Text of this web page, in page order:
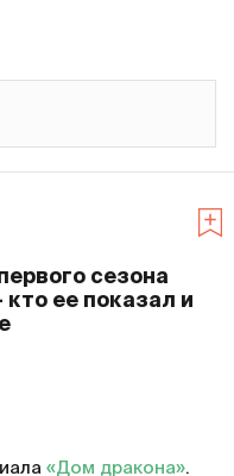
сезона
ее показал и
«Дом дракона».